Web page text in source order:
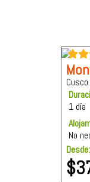
1 día
No
Desde:
$